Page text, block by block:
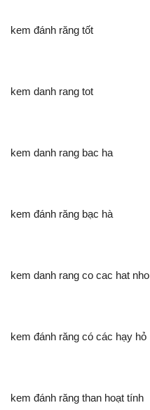
kem đánh răng tốt
kem danh rang tot
kem danh rang bac ha
kem đánh răng bạc hà
kem danh rang co cac hat nho
kem đánh răng có các hạy hỏ
kem đánh răng than hoạt tính